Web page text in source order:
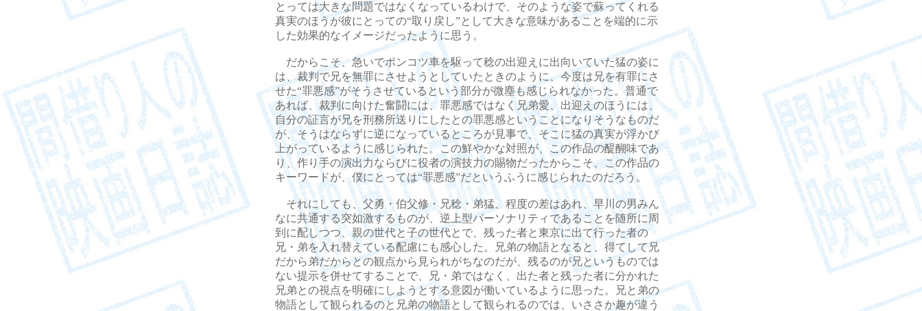
とっては大きな問題ではなくなっているわけで、そのような姿で蘇ってくれる
真実のほうが彼にとっての“取り戻し”として大きな意味があることを端的に示
した効果的なイメージだったように思う。
だからこそ、急いでポンコツ車を駆って稔の出迎えに出向いていた猛の姿に
は、裁判で兄を無罪にさせようとしていたときのように、今度は兄を有罪にさ
せた“罪悪感”がそうさせているという部分が微塵も感じられなかった。普通で
あれば、裁判に向けた奮闘には、罪悪感ではなく兄弟愛、出迎えのほうには、
自分の証言が兄を刑務所送りにしたとの罪悪感ということになりそうなものだ
が、そうはならずに逆になっているところが見事で、そこに猛の真実が浮かび
上がっているように感じられた。この鮮やかな対照が、この作品の醍醐味であ
り、作り手の演出力ならびに役者の演技力の賜物だったからこそ、この作品の
キーワードが、僕にとっては“罪悪感”だというふうに感じられたのだろう。
それにしても、父勇・伯父修・兄稔・弟猛、程度の差はあれ、早川の男みん
なに共通する突如激するものが、逆上型パーソナリティであることを随所に周
到に配しつつ、親の世代と子の世代とで、残った者と東京に出て行った者の
兄・弟を入れ替えている配慮にも感心した。兄弟の物語となると、得てして兄
だから弟だからとの観点から見られがちなのだが、残るのが兄というものでは
ない提示を併せてすることで、兄・弟ではなく、出た者と残った者に分かれた
兄弟との視点を明確にしようとする意図が働いているように思った。兄と弟の
物語として観られるのと兄弟の物語として観られるのでは、いささか趣が違う